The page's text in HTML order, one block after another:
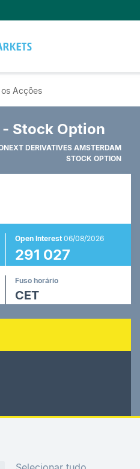
Acções
- Stock Option
DERIVATIVES AMSTERDAM
STOCK OPTION
Open Interest06/08/2026
291 027
Fuso horário
CET